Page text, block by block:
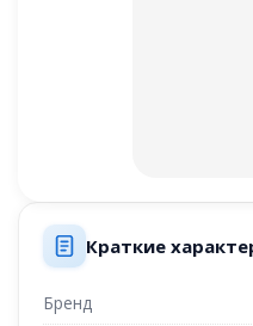
Краткие
Бренд